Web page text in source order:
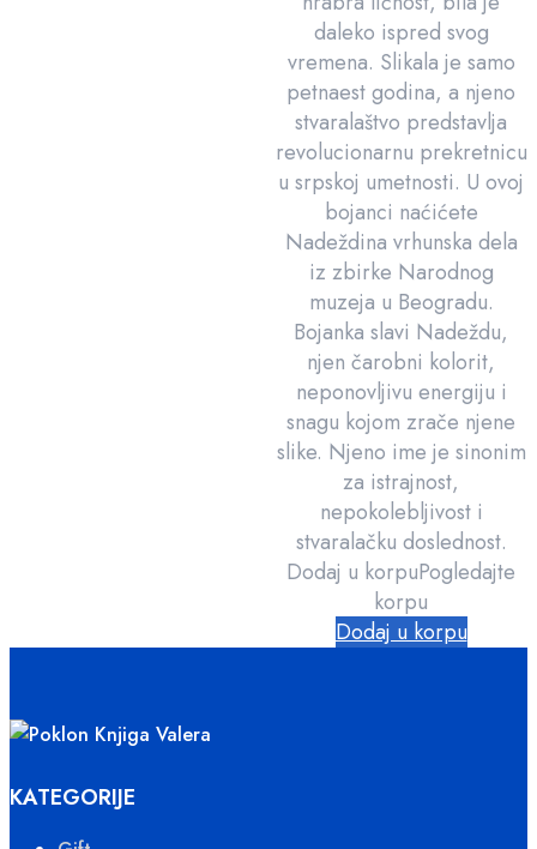
daleko ispred svog
vremena. Slikala je samo
petnaest godina, a njeno
stvaralaštvo predstavlja
revolucionarnu prekretnicu
u srpskoj umetnosti. U ovoj
bojanci naćićete
Nadeždina vrhunska dela
iz zbirke Narodnog
muzeja u Beogradu.
Bojanka slavi Nadeždu,
njen čarobni kolorit,
neponovljivu energiju i
snagu kojom zrače njene
slike. Njeno ime je sinonim
za istrajnost,
nepokolebljivost i
stvaralačku doslednost.
Dodaj u korpuPogledajte
korpu
Dodaj u korpu
KATEGORIJE